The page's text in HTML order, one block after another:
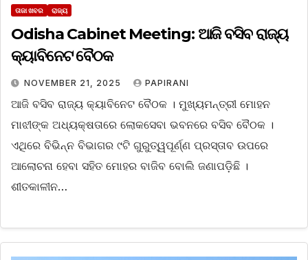
ତାଜା ଖବର ରାଜ୍ୟ
Odisha Cabinet Meeting: ଆଜି ବସିବ ରାଜ୍ୟ
କ୍ୟାବିନେଟ ବୈଠକ
NOVEMBER 21, 2025 PAPIRANI
ଆଜି ବସିବ ରାଜ୍ୟ କ୍ୟାବିନେଟ ବୈଠକ । ମୁଖ୍ୟମନ୍ତ୍ରୀ ମୋହନ
ମାଝୀଙ୍କ ଅଧ୍ୟକ୍ଷତାରେ ଲୋକସେବା ଭବନରେ ବସିବ ବୈଠକ ।
ଏଥିରେ ବିଭିନ୍ନ ବିଭାଗର ୯ଟି ଗୁରୁତ୍ୱପୂର୍ଣ୍ଣ ପ୍ରସ୍ତାବ ଉପରେ
ଆଲୋଚନା ହେବା ସହିତ ମୋହର ବାଜିବ ବୋଲି ଜଣାପଡ଼ିଛି ।
ଶୀତକାଳୀନ…